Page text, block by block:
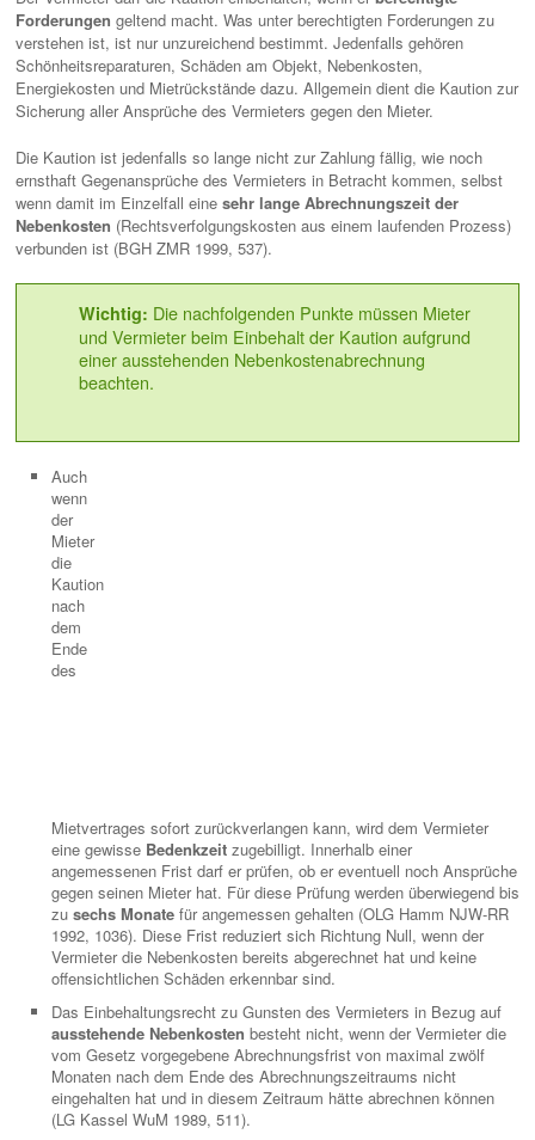
Forderungen geltend macht. Was unter berechtigten Forderungen zu
verstehen ist, ist nur unzureichend bestimmt. Jedenfalls gehören
Schönheitsreparaturen, Schäden am Objekt, Nebenkosten,
Energiekosten und Mietrückstände dazu. Allgemein dient die Kaution zur
Sicherung aller Ansprüche des Vermieters gegen den Mieter.
Die Kaution ist jedenfalls so lange nicht zur Zahlung fällig, wie noch
ernsthaft Gegenansprüche des Vermieters in Betracht kommen, selbst
wenn damit im Einzelfall eine sehr lange Abrechnungszeit der
Nebenkosten (Rechtsverfolgungskosten aus einem laufenden Prozess)
verbunden ist (BGH ZMR 1999, 537).
Wichtig: Die nachfolgenden Punkte müssen Mieter
und Vermieter beim Einbehalt der Kaution aufgrund
einer ausstehenden Nebenkostenabrechnung
beachten.
Auch
wenn
der
Mieter
die
Kaution
nach
dem
Ende
des
Mietvertrages sofort zurückverlangen kann, wird dem Vermieter
eine gewisse Bedenkzeit zugebilligt. Innerhalb einer
angemessenen Frist darf er prüfen, ob er eventuell noch Ansprüche
gegen seinen Mieter hat. Für diese Prüfung werden überwiegend bis
zu sechs Monate für angemessen gehalten (OLG Hamm NJW-RR
1992, 1036). Diese Frist reduziert sich Richtung Null, wenn der
Vermieter die Nebenkosten bereits abgerechnet hat und keine
offensichtlichen Schäden erkennbar sind.
Das Einbehaltungsrecht zu Gunsten des Vermieters in Bezug auf
ausstehende Nebenkosten besteht nicht, wenn der Vermieter die
vom Gesetz vorgegebene Abrechnungsfrist von maximal zwölf
Monaten nach dem Ende des Abrechnungszeitraums nicht
eingehalten hat und in diesem Zeitraum hätte abrechnen können
(LG Kassel WuM 1989, 511).